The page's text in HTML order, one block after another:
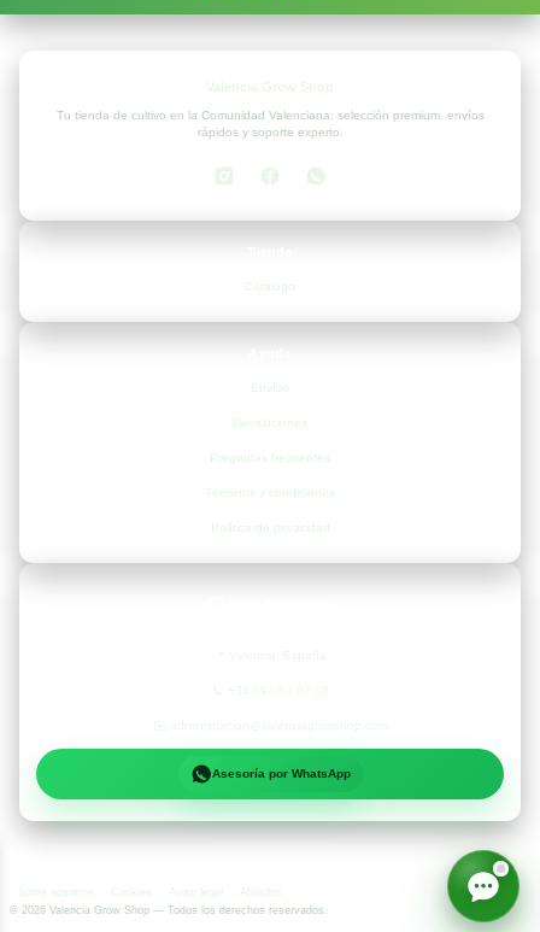
Tu tienda de cultivo en la Comunidad Valenciana: selección premium, envíos
rápidos y soporte experto.
Catálogo
Envíos
Devoluciones
Preguntas frecuentes
Términos y condiciones
Política de privacidad
Asesoría por WhatsApp
Sobre nosotros Cookies Aviso legal
Afiliados
© 2026 Valencia Grow Shop — Todos los derechos reservados.